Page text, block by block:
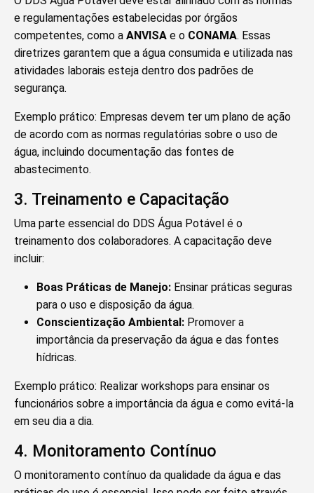
e regulamentações estabelecidas por órgãos
competentes, como a ANVISA e o CONAMA. Essas
diretrizes garantem que a água consumida e utilizada nas
atividades laborais esteja dentro dos padrões de
segurança.
Exemplo prático: Empresas devem ter um plano de ação
de acordo com as normas regulatórias sobre o uso de
água, incluindo documentação das fontes de
abastecimento.
3. Treinamento e Capacitação
Uma parte essencial do DDS Água Potável é o
treinamento dos colaboradores. A capacitação deve
incluir:
Boas Práticas de Manejo: Ensinar práticas seguras
para o uso e disposição da água.
Conscientização Ambiental: Promover a
importância da preservação da água e das fontes
hídricas.
Exemplo prático: Realizar workshops para ensinar os
funcionários sobre a importância da água e como evitá-la
em seu dia a dia.
4. Monitoramento Contínuo
O monitoramento contínuo da qualidade da água e das